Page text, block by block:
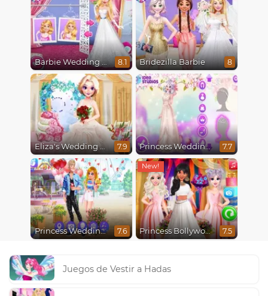
Barbie Wedding Fun 8.1 Bridezilla Barbie 8
Eliza's Wedding Planner 7.9 Princess Wedding Transformation 7.7
Princess Wedding Drama 7.6 Princess Bollywood Wedding Planner 7.5
Juegos de Vestir a Hadas